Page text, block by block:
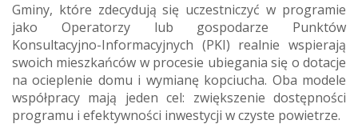
Gminy, które zdecydują się uczestniczyć w programie
jako Operatorzy lub gospodarze Punktów
Konsultacyjno-Informacyjnych (PKI) realnie wspierają
swoich mieszkańców w procesie ubiegania się o dotacje
na ocieplenie domu i wymianę kopciucha. Oba modele
współpracy mają jeden cel: zwiększenie dostępności
programu i efektywności inwestycji w czyste powietrze.